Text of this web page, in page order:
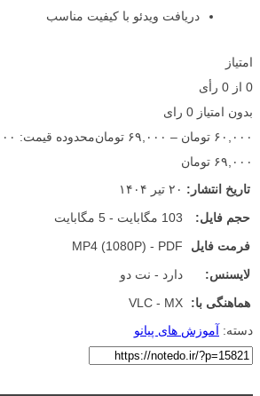
دریافت ویدئو با کیفیت مناسب
امتیاز
0 از 0 رأی
بدون امتیاز 0 رای
۶۰,۰۰۰ تومان – ۶۹,۰۰۰ تومان
۶۹,۰۰۰ تومان
تاریخ انتشار: ۲۰ تیر ۱۴۰۴
حجم فایل:
103 مگابایت - 5 مگابایت
فرمت فایل
MP4 (1080P) - PDF
لایسنس:
دارد - نت دو
هماهنگی با:
VLC - MX
دسته: آموزش های پیانو